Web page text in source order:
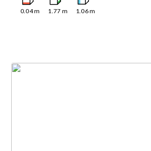
0.04m 1.77 m 1.06m